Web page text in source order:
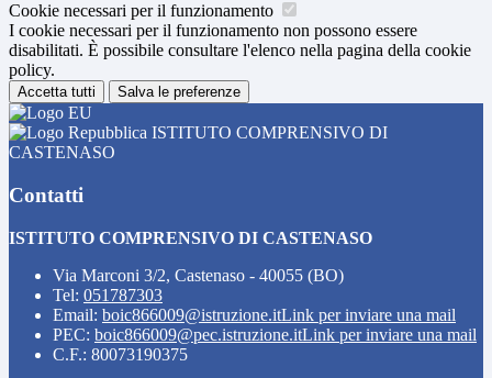
Cookie necessari per il funzionamento
I cookie necessari per il funzionamento non possono essere
disabilitati. È possibile consultare l'elenco nella pagina della cookie
policy.
Accetta tutti Salva le preferenze
ISTITUTO COMPRENSIVO DI
CASTENASO
Contatti
ISTITUTO COMPRENSIVO DI CASTENASO
Via Marconi 3/2, Castenaso - 40055 (BO)
Tel: 051787303
Email: boic866009@istruzione.itLink per inviare una mail
PEC: boic866009@pec.istruzione.itLink per inviare una mail
C.F.: 80073190375